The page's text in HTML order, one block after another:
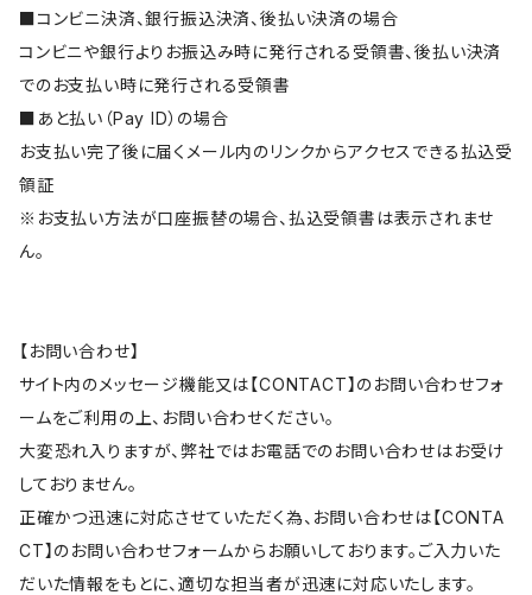
■コンビニ決済、銀行振込決済、後払い決済の場合
コンビニや銀行よりお振込み時に発行される受領書、後払い決済
でのお支払い時に発行される受領書
■あと払い（Pay ID）の場合
お支払い完了後に届くメール内のリンクからアクセスできる払込受
領証
※お支払い方法が口座振替の場合、払込受領書は表示されませ
ん。
【お問い合わせ】
サイト内のメッセージ機能又は【CONTACT】のお問い合わせフォ
ームをご利用の上、お問い合わせください。
大変恐れ入りますが、弊社ではお電話でのお問い合わせはお受け
しておりません。
正確かつ迅速に対応させていただく為、お問い合わせは【CONTA
CT】のお問い合わせフォームからお願いしております。ご入力いた
だいた情報をもとに、適切な担当者が迅速に対応いたします。